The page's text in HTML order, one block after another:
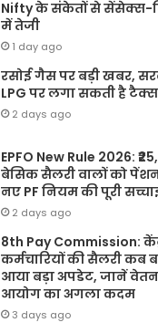
Nifty के संकेतों से सेंसेक्स-
में तेजी
1 day ago
रसोई गैस पर बड़ी खबर,
LPG पर लगा सकती है टैक्स
2 days ago
EPFO New Rule 2026:
बेसिक सैलरी वालों को
नए PF नियम की पूरी
2 days ago
8th Pay Commission:
कर्मचारियों की सैलरी कब
आया बड़ा अपडेट, जानें वेतन
आयोग का अगला कदम
3 days ago